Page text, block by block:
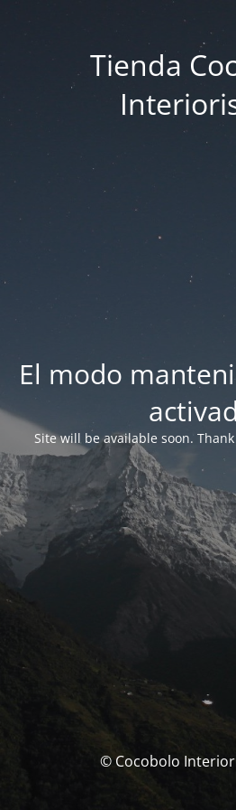
Tienda
El modo
Site will be available soon.
© Cocobolo